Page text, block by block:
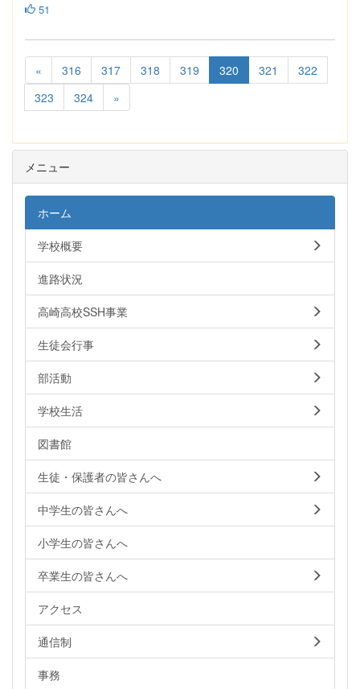
51
« 316 317 318 319 320 321
322
323
324 »
メニュー
ホーム
学校概要
進路状況
高崎高校SSH事業
生徒会行事
部活動
学校生活
図書館
生徒・保護者の皆さんへ
中学生の皆さんへ
小学生の皆さんへ
卒業生の皆さんへ
アクセス
通信制
事務